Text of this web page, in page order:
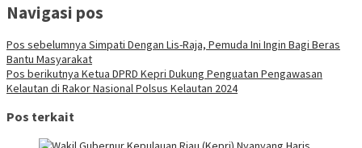
Navigasi pos
Pos sebelumnya Simpati Dengan Lis-Raja, Pemuda Ini Ingin Bagi Beras
Bantu Masyarakat
Pos berikutnya Ketua DPRD Kepri Dukung Penguatan Pengawasan
Kelautan di Rakor Nasional Polsus Kelautan 2024
Pos terkait